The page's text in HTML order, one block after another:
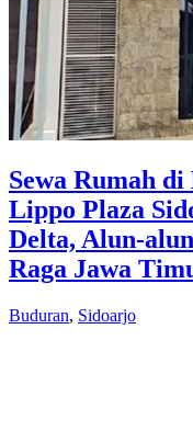
Sewa Rumah
Lippo Plaza
Delta, Alun-
Raga Jawa
Buduran, Sidoarjo